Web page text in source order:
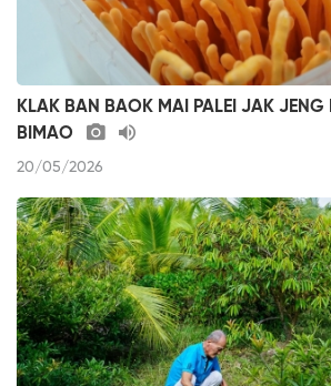
KLAK BAN BAOK MAI PALEI JAK JENG
BIMAO
20/05/2026